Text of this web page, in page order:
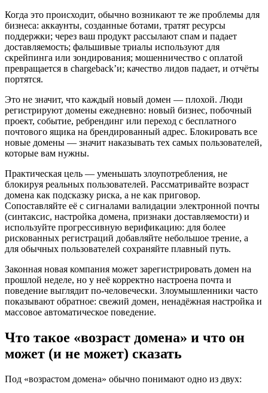
Когда это происходит, обычно возникают те же проблемы для
бизнеса: аккаунты, созданные ботами, тратят ресурсы
поддержки; через ваш продукт рассылают спам и падает
доставляемость; фальшивые триалы используют для
скрейпинга или зондирования; мошенничество с оплатой
превращается в chargeback’и; качество лидов падает, и отчёты
портятся.
Это не значит, что каждый новый домен — плохой. Люди
регистрируют домены ежедневно: новый бизнес, побочный
проект, событие, ребрендинг или переход с бесплатного
почтового ящика на брендированный адрес. Блокировать все
новые домены — значит наказывать тех самых пользователей,
которые вам нужны.
Практическая цель — уменьшать злоупотребления, не
блокируя реальных пользователей. Рассматривайте возраст
домена как подсказку риска, а не как приговор.
Сопоставляйте её с сигналами валидации электронной почты
(синтаксис, настройка домена, признаки доставляемости) и
используйте прогрессивную верификацию: для более
рискованных регистраций добавляйте небольшое трение, а
для обычных пользователей сохраняйте плавный путь.
Законная новая компания может зарегистрировать домен на
прошлой неделе, но у неё корректно настроена почта и
поведение выглядит по‑человечески. Злоумышленники часто
показывают обратное: свежий домен, ненадёжная настройка и
массовое автоматическое поведение.
Что такое «возраст домена» и что он
может (и не может) сказать
Под «возрастом домена» обычно понимают одно из двух: